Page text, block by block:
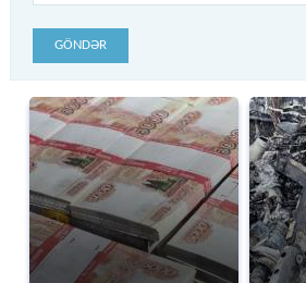
GÖNDƏR